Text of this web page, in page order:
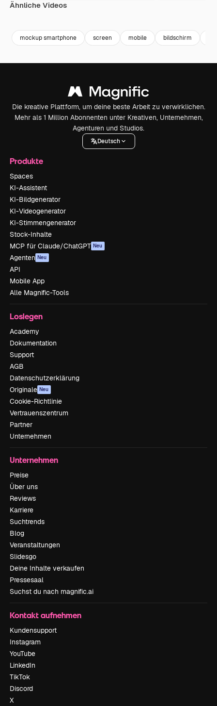
Ähnliche Videos
mockup smartphone screen mobile bildschirm
Die kreative Plattform, um deine beste Arbeit zu verwirklichen.
Mehr als 1 Million Abonnenten unter Kreativen, Unternehmen,
Agenturen und Studios.
Deutsch
Produkte
Spaces
KI-Assistent
KI-Bildgenerator
KI-Videogenerator
KI-Stimmengenerator
Stock-Inhalte
MCP für Claude/ChatGPT Neu
Agenten Neu
API
Mobile App
Alle Magnific-Tools
Loslegen
Academy
Dokumentation
Support
AGB
Datenschutzerklärung
Originale Neu
Cookie-Richtlinie
Vertrauenszentrum
Partner
Unternehmen
Unternehmen
Preise
Über uns
Reviews
Karriere
Suchtrends
Blog
Veranstaltungen
Slidesgo
Deine Inhalte verkaufen
Pressesaal
Suchst du nach magnific.ai
Kontakt aufnehmen
Kundensupport
Instagram
YouTube
LinkedIn
TikTok
Discord
X